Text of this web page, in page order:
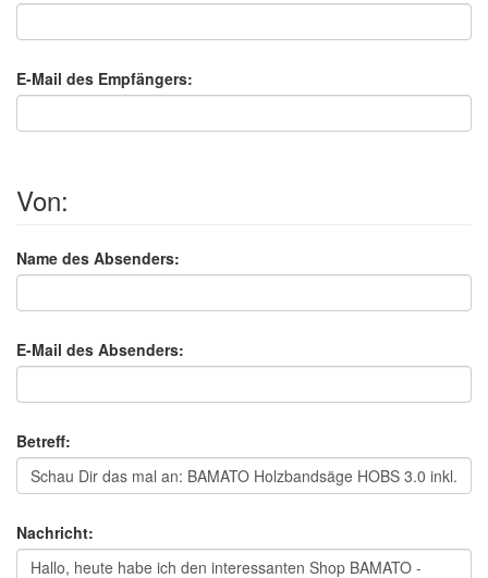
E-Mail des Empfängers:
Von:
Name des Absenders:
E-Mail des Absenders:
Betreff:
Nachricht: